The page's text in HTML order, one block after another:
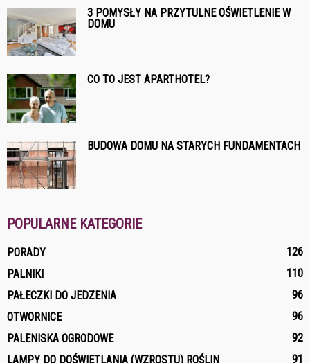
3 POMYSŁY NA PRZYTULNE OŚWIETLENIE W
DOMU
CO TO JEST APARTHOTEL?
BUDOWA DOMU NA STARYCH FUNDAMENTACH
POPULARNE KATEGORIE
PORADY
126
PALNIKI
110
PAŁECZKI DO JEDZENIA
96
OTWORNICE
96
PALENISKA OGRODOWE
92
LAMPY DO DOŚWIETLANIA (WZROSTU) ROŚLIN
91